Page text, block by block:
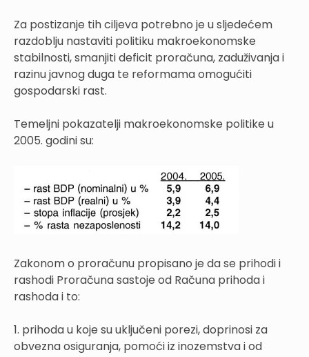
Za postizanje tih ciljeva potrebno je u sljedećem
razdoblju nastaviti politiku makroekonomske
stabilnosti, smanjiti deficit proračuna, zaduživanja i
razinu javnog duga te reformama omogućiti
gospodarski rast.
Temeljni pokazatelji makroekonomske politike u
2005. godini su:
Zakonom o proračunu propisano je da se prihodi i
rashodi Proračuna sastoje od Računa prihoda i
rashoda i to:
1. prihoda u koje su uključeni porezi, doprinosi za
obvezna osiguranja, pomoći iz inozemstva i od